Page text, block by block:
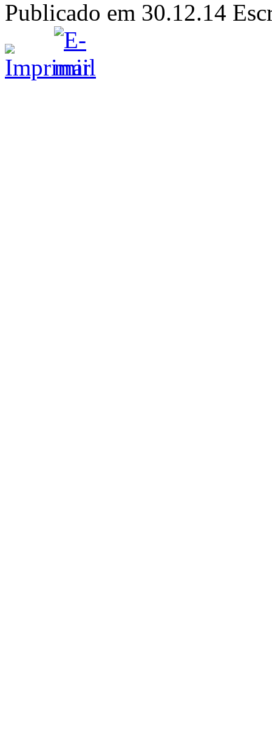
Publicado em 30.12.14